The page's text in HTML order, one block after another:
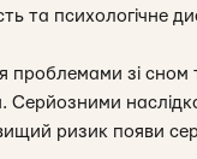
та психологічне
проблемами зі
Серйозними
ризик появи